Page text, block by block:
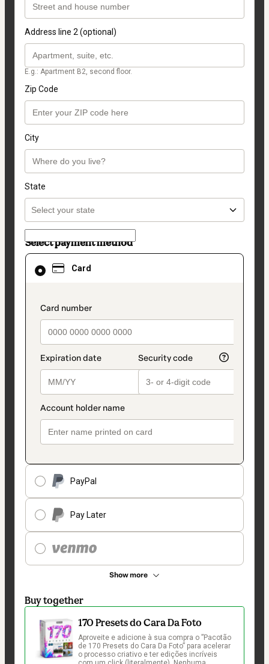
Address line 2 (optional)
E.g.: Apartment B2, second floor.
Zip Code
City
State
Select payment method
Card
payment_data.section_title_v2
PayPal
Pay Later
Show more
Card
selected
method
Buy together
170 Presets do Cara Da Foto
Aproveite e adicione à sua compra o ”Pacotão
de 170 Presets do Cara Da Foto” para acelerar
o processo criativo e ter edições incríveis